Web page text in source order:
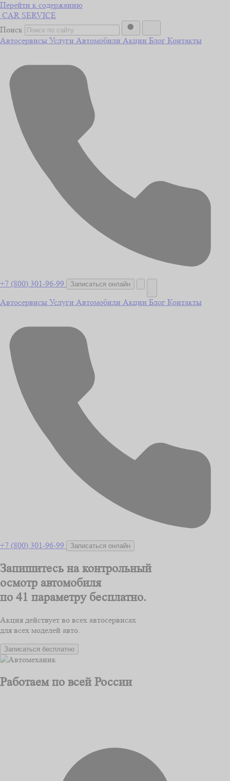
Перейти к содержанию
CAR SERVICE
Поиск
Автосервисы Услуги Автомобили Акции Блог Контакты
+7 (800) 301-96-99 Записаться онлайн
Автосервисы Услуги Автомобили Акции Блог Контакты
+7 (800) 301-96-99 Записаться онлайн
Запишитесь на контрольный
осмотр автомобиля
по 41 параметру бесплатно.
Акция действует во всех автосервисах
для всех моделей авто.
Записаться бесплатно
Работаем по всей России